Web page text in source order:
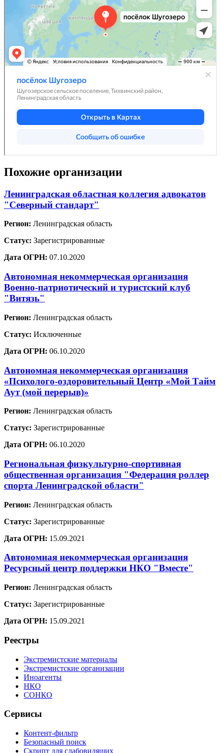
Похожие организации
Ленинградская областная коллегия адвокатов
"Северный стандарт"
Регион: Ленинградская область
Статус: Зарегистрированные
Дата ОГРН: 07.10.2020
Автономная некоммерческая организация
Военно-патриотический и туристский клуб
"Витязь"
Регион: Ленинградская область
Статус: Исключенные
Дата ОГРН: 06.10.2020
Автономная некоммерческая организация
«Психолого-оздоровительный Центр «Мой Тайм
Аут (мой перерыв)»
Регион: Ленинградская область
Статус: Зарегистрированные
Дата ОГРН: 06.10.2020
Региональная физкультурно-спортивная
общественная организация "Федерация роллер
спорта Ленинградской области"
Регион: Ленинградская область
Статус: Зарегистрированные
Дата ОГРН: 15.09.2021
Автономная некоммерческая организация
Ресурсный центр поддержки НКО "Вместе"
Регион: Ленинградская область
Статус: Зарегистрированные
Дата ОГРН: 15.09.2021
Реестры
Экстремистские материалы
Экстремистские организации
Иноагенты
НКО
СОНКО
Сервисы
Контент-фильтр
Безопасный поиск
Скрипт для слабовидящих